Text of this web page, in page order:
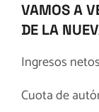
VAMOS A
DE LA
Ingresos
Cuota de